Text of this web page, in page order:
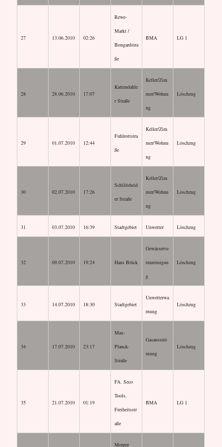
27 13.06.2010 02:26
Rewe-
Markt /
Bongardstra
ße
BMA LG 1
28 28.06.2010 17:07
Kattendahle
r Straße
Keller/Zim
mer/Wohnu
ng
Löschzug
29 01.07.2010 12:44
Fuhlrottstra
ße
Keller/Zim
mer/Wohnu
ng
Löschzug
30 02.07.2010 17:26
Schildsheid
er Straße
Keller/Zim
mer/Wohnu
ng
Löschzug
31 03.07.2010 16:39 Stadtgebiet Unwetter Löschzug
32 09.07.2010 19:24 Haus Brück
Gewässerve
runreinigun
g
Löschzug
33 14.07.2010 18:30 Stadtgebiet
Unwetterwa
rnung
Löschzug
34 17.07.2010 23:17
Max-
Planck-
Straße
Gasausströ
mung
Löschzug
35 21.07.2010 01:19
FA. Seco
Tools,
Freiheitsstr
aße
BMA LG 1
Morper